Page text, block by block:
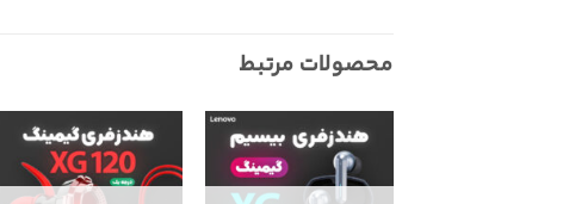
محصولات مرتبط